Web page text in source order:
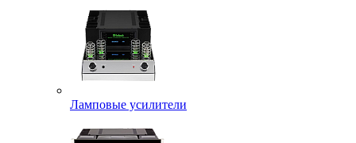
Ламповые усилители